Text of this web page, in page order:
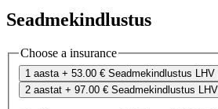
Seadmekindlustus
Choose a insurance
1 aasta + 53.00 € Seadmekindlustus
2 aastat + 97.00 € Seadmekindlustus